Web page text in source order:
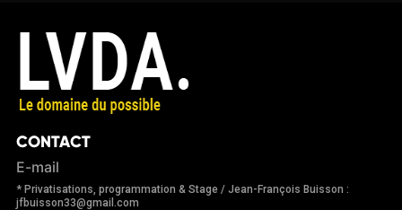
CONTACT
E-mail
* Privatisations, programmation & Stage / Jean-François Buisson :
jfbuisson33@gmail.com